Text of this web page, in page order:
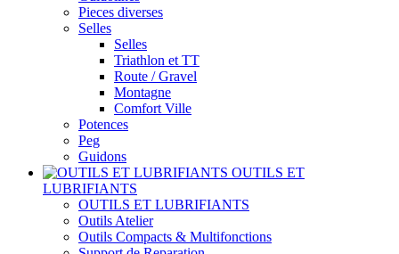
Pieces diverses
Selles
Selles
Triathlon et TT
Route / Gravel
Montagne
Comfort Ville
Potences
Peg
Guidons
OUTILS ET
LUBRIFIANTS
OUTILS ET LUBRIFIANTS
Outils Atelier
Outils Compacts & Multifonctions